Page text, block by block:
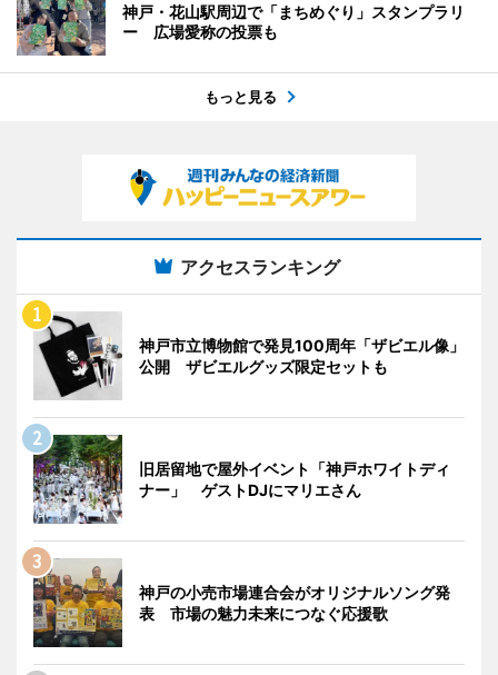
神戸・花山駅周辺で「まちめぐり」スタンプラリ
ー 広場愛称の投票も
もっと見る
アクセスランキング
神戸市立博物館で発見100周年「ザビエル像」
公開 ザビエルグッズ限定セットも
旧居留地で屋外イベント「神戸ホワイトディ
ナー」 ゲストDJにマリエさん
神戸の小売市場連合会がオリジナルソング発
表 市場の魅力未来につなぐ応援歌